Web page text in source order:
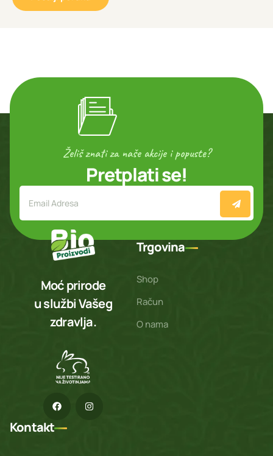
Želiš znati za naše akcije i popuste?
Pretplati se!
Moć prirode
u službi Vašeg
zdravlja.
Trgovina
Shop
Račun
O nama
Kontakt